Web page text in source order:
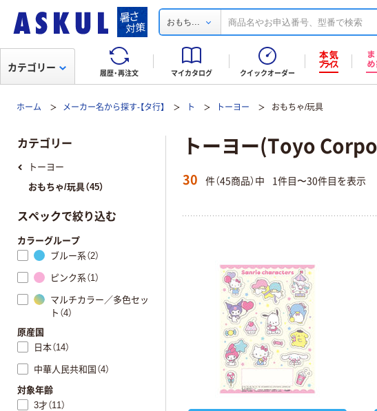
おもち...
履歴・再注文 マイカタログ クイックオーダー
カテゴリー
ホーム メーカー名から探す-【タ行】 ト トーヨー おもちゃ/玩具
トーヨー(Toyo
30 件（45商品）中 1件目〜30件目を表示
カテゴリー
トーヨー
おもちゃ/玩具（45）
スペックで絞り込む
カラーグループ
ブルー系（2）
ピンク系（1）
マルチカラー／多色セッ
ト（4）
原産国
日本（14）
中華人民共和国（4）
対象年齢
3才（11）